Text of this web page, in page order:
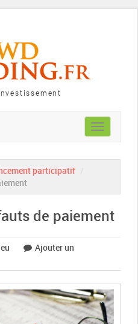
Toggle
navigation
participatif
de paiement
Ajouter un